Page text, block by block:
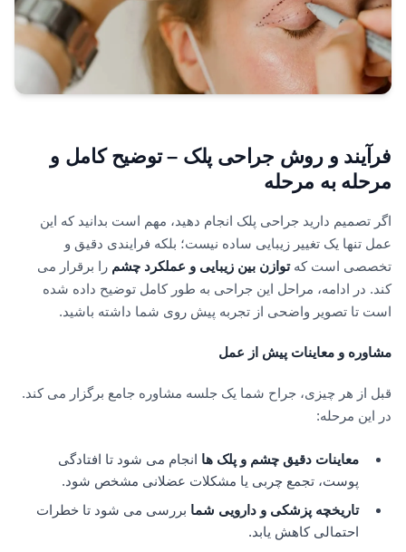
فرآیند و روش جراحی پلک – توضیح کامل و
مرحله به مرحله
اگر تصمیم دارید جراحی پلک انجام دهید، مهم است بدانید که این
عمل تنها یک تغییر زیبایی ساده نیست؛ بلکه فرایندی دقیق و
تخصصی است کهتوازن بین زیبایی و عملکرد چشم را برقرار می
کند. در ادامه، مراحل این جراحی به طور کامل توضیح داده شده
است تا تصویر واضحی از تجربه پیش روی شما داشته باشید.
مشاوره و معاینات پیش از عمل
قبل از هر چیزی، جراح شما یک جلسه مشاوره جامع برگزار می کند.
در این مرحله:
معاینات دقیق چشم و پلک ها انجام می شود تا افتادگی
پوست، تجمع چربی یا مشکلات عضلانی مشخص شود.
تاریخچه پزشکی و دارویی شما بررسی می شود تا خطرات
احتمالی کاهش یابد.